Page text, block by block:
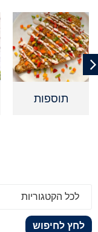
תוספות
לכל הקטגוריות
לחץ לחיפוש